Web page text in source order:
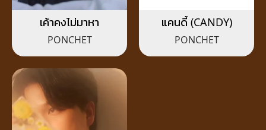
เค้าคงไม่มาหา
PONCHET
แคนดี้ (CANDY)
PONCHET